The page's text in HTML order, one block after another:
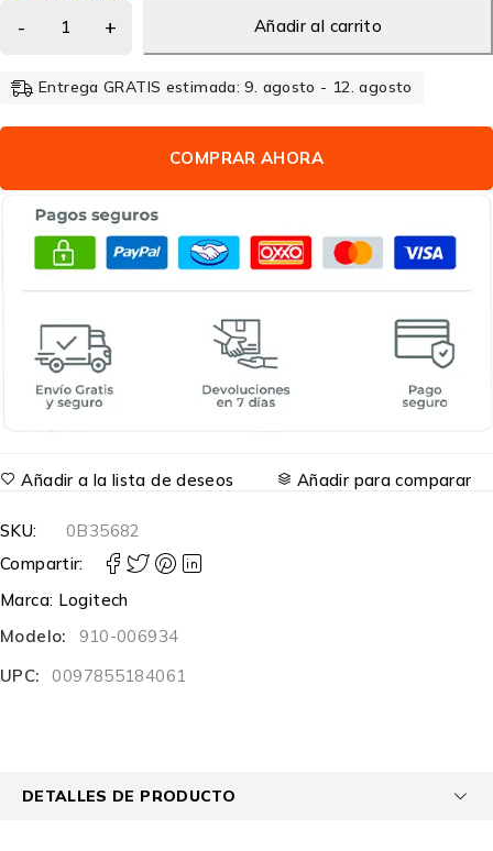
Añadir al carrito
Entrega GRATIS estimada: 9. agosto - 12. agosto
COMPRAR AHORA
Añadir a la lista de deseos Añadir para comparar
SKU:
0B35682
Compartir:
Marca: Logitech
Modelo:
910-006934
UPC:
0097855184061
DETALLES DE PRODUCTO